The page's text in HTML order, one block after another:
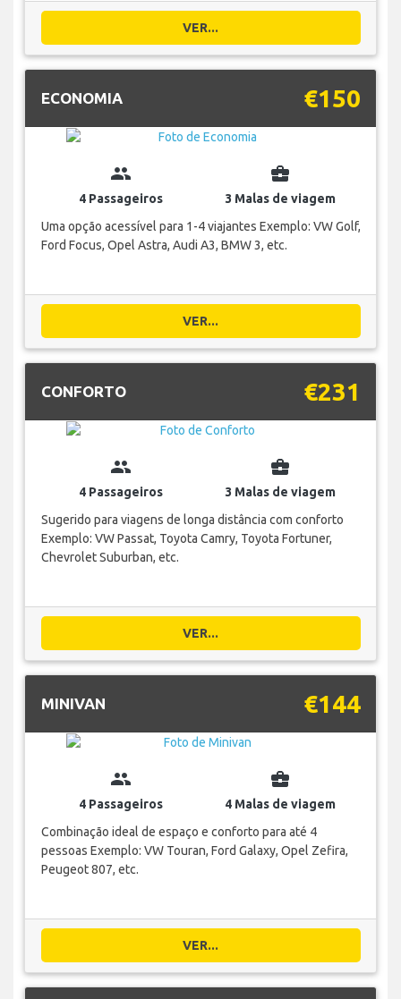
VER...
ECONOMIA €150
group
4 Passageiros
business_center
3 Malas de viagem
Uma opção acessível para 1-4 viajantes Exemplo: VW Golf,
Ford Focus, Opel Astra, Audi A3, BMW 3, etc.
VER...
CONFORTO €231
group
4 Passageiros
business_center
3 Malas de viagem
Sugerido para viagens de longa distância com conforto
Exemplo: VW Passat, Toyota Camry, Toyota Fortuner,
Chevrolet Suburban, etc.
VER...
MINIVAN €144
group
4 Passageiros
business_center
4 Malas de viagem
Combinação ideal de espaço e conforto para até 4
pessoas Exemplo: VW Touran, Ford Galaxy, Opel Zefira,
Peugeot 807, etc.
VER...